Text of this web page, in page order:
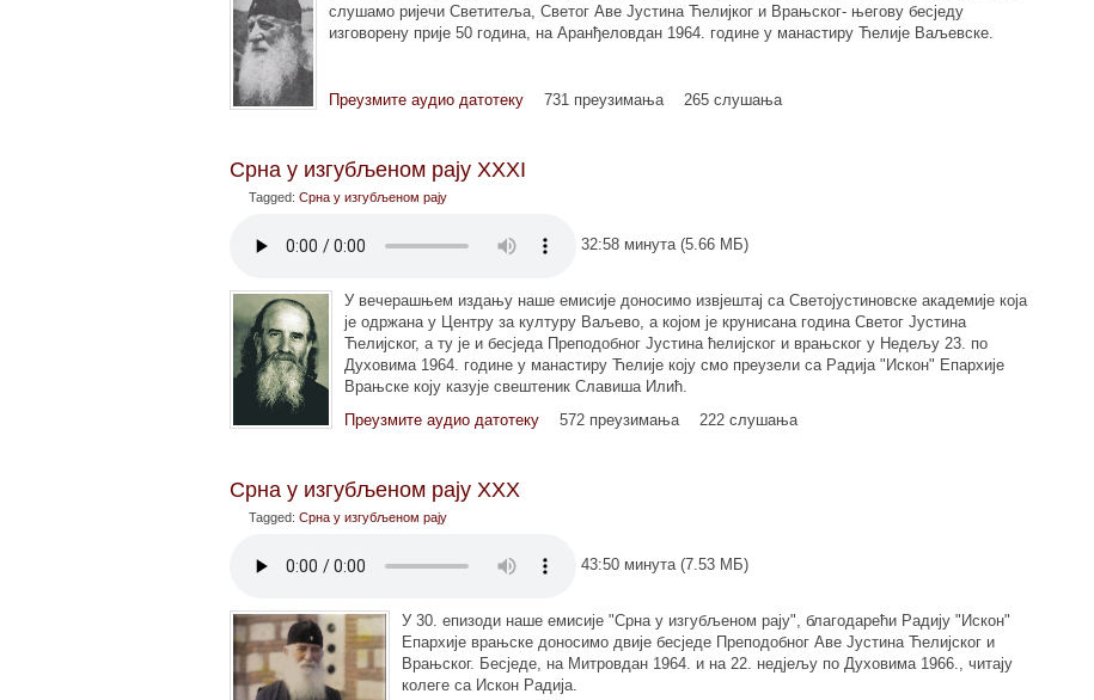
слушамо ријечи Светитеља, Светог Аве Јустина Ћелијког и Врањског- његову бесједу
изговорену прије 50 година, на Аранђеловдан 1964. године у манастиру Ћелије Ваљевске.
Преузмите аудио датотеку 731 преузимања 265 слушања
Срна у изгубљеном рају XXXI
Tagged: Срна у изгубљеном рају
32:58 минута (5.66 МБ)
У вечерашњем издању наше емисије доносимо извјештај са Светојустиновске академије која
је одржана у Центру за културу Ваљево, а којом је крунисана година Светог Јустина
Ћелијског, а ту је и бесједа Преподобног Јустина ћелијског и врањског у Недељу 23. по
Духовима 1964. године у манастиру Ћелије коју смо преузели са Радија "Искон" Епархије
Врањске коју казује свештеник Славиша Илић.
Преузмите аудио датотеку
572 преузимања 222 слушања
Срна у изгубљеном рају XXX
Tagged: Срна у изгубљеном рају
43:50 минута (7.53 МБ)
У 30. епизоди наше емисије "Срна у изгубљеном рају", благодарећи Радију "Искон"
Епархије врањске доносимо двије бесједе Преподобног Аве Јустина Ћелијског и
Врањског. Бесједе, на Митровдан 1964. и на 22. недјељу по Духовима 1966., читају
колеге са Искон Радија.